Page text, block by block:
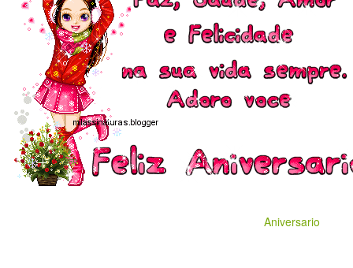
Aniversario